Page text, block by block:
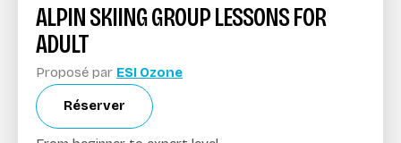
ALPIN SKIING GROUP LESSONS FOR
ADULT
Proposé par ESI Ozone
Réserver